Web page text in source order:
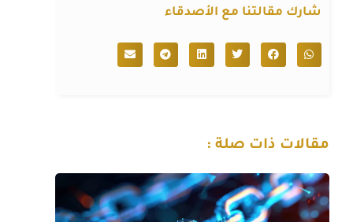
شارك مقالتنا مع الأصدقاء
مقالات ذات صلة :